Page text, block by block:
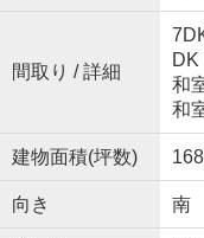
間取り / 詳細
DK
和
和
建物面積(坪数)
向き 南